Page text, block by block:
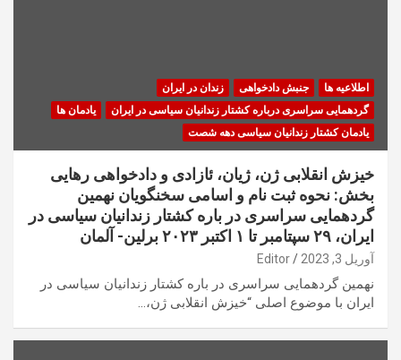
اطلاعیه ها جنبش دادخواهی
زندان در ایران
گردهمایی سراسری درباره کشتار زندانیان سیاسی در ایران
یادمان ها
یادمان کشتار زندانیان سیاسی دهه شصت
خیزش انقلابی ژن، ژیان، ئازادی و دادخواهی رهایی
بخش: نحوه ثبت نام و اسامی سخنگویان نهمین
گردهمایی سراسری در باره کشتار زندانیان سیاسی در
ایران، ۲۹ سپتامبر تا ۱ اکتبر ۲۰۲۳ برلین- آلمان
آوریل 3, 2023 Editor
نهمین گردهمایی سراسری در باره کشتار زندانیان سیاسی در
ایران با موضوع اصلی “خیزش انقلابی ژن،…